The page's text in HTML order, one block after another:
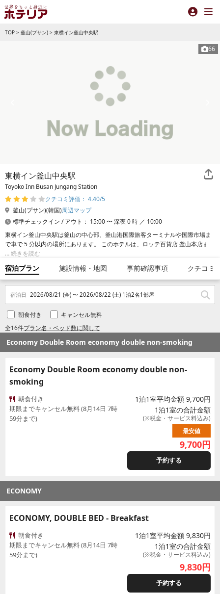
TOP > 釜山(プサン) > 東横イン釜山中央駅
66
東横イン釜山中央駅
Toyoko Inn Busan Jungang Station
クチコミ評価： 4.40/5
釜山(プサン)(韓国)周辺マップ
標準チェックイン / アウト： 15:00 〜 深夜 0 時 ／ 10:00
東横イン釜山中央駅は釜山の中心部、釜山港国際旅客ターミナルや国際市場ま
で車で 5 分以内の場所にあります。 このホテルは、ロッテ百貨店 釜山本店まで
5.9 km、広安里ビーチまで 11.8 km の場所にあります。
続きを読む
宿泊プラン 施設情報・地図 事前確認事項 クチコミ
宿泊日 2026/08/21 (金) 〜 2026/08/22 (土) 1泊2名1部屋
全16件プラン名・ベッド数に関して
朝食付き キャンセル無料
Economy Double Room economy double non-smoking
Economy Double Room economy double non-
smoking
朝食付き
期限までキャンセル無料 (8月14日 7時
59分まで)
1泊1室平均金額 9,700円
1泊1室の合計金額
(※税金・サービス料込み)
最安値
9,700円
予約する
ECONOMY
ECONOMY, DOUBLE BED - Breakfast
朝食付き
期限までキャンセル無料 (8月14日 7時
59分まで)
1泊1室平均金額 9,830円
1泊1室の合計金額
(※税金・サービス料込み)
9,830円
予約する